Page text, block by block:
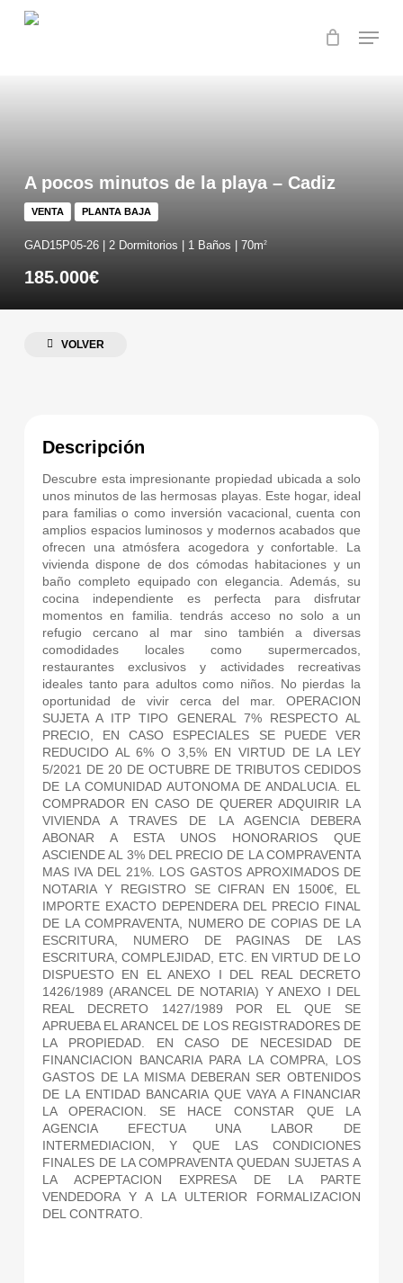
Skip
Menu
A pocos minutos de la playa – Cadiz
VENTA PLANTA BAJA
GAD15P05-26 | 2 Dormitorios | 1 Baños | 70m2
185.000€
VOLVER
Descripción
Descubre esta impresionante propiedad ubicada a solo
unos minutos de las hermosas playas. Este hogar, ideal
para familias o como inversión vacacional, cuenta con
amplios espacios luminosos y modernos acabados que
ofrecen una atmósfera acogedora y confortable. La
vivienda dispone de dos cómodas habitaciones y un
baño completo equipado con elegancia. Además, su
cocina independiente es perfecta para disfrutar
momentos en familia. tendrás acceso no solo a un
refugio cercano al mar sino también a diversas
comodidades locales como supermercados,
restaurantes exclusivos y actividades recreativas
ideales tanto para adultos como niños. No pierdas la
oportunidad de vivir cerca del mar. OPERACION
SUJETA A ITP TIPO GENERAL 7% RESPECTO AL
PRECIO, EN CASO ESPECIALES SE PUEDE VER
REDUCIDO AL 6% O 3,5% EN VIRTUD DE LA LEY
5/2021 DE 20 DE OCTUBRE DE TRIBUTOS CEDIDOS
DE LA COMUNIDAD AUTONOMA DE ANDALUCIA. EL
COMPRADOR EN CASO DE QUERER ADQUIRIR LA
VIVIENDA A TRAVES DE LA AGENCIA DEBERA
ABONAR A ESTA UNOS HONORARIOS QUE
ASCIENDE AL 3% DEL PRECIO DE LA COMPRAVENTA
MAS IVA DEL 21%. LOS GASTOS APROXIMADOS DE
NOTARIA Y REGISTRO SE CIFRAN EN 1500€, EL
IMPORTE EXACTO DEPENDERA DEL PRECIO FINAL
DE LA COMPRAVENTA, NUMERO DE COPIAS DE LA
ESCRITURA, NUMERO DE PAGINAS DE LAS
ESCRITURA, COMPLEJIDAD, ETC. EN VIRTUD DE LO
DISPUESTO EN EL ANEXO I DEL REAL DECRETO
1426/1989 (ARANCEL DE NOTARIA) Y ANEXO I DEL
REAL DECRETO 1427/1989 POR EL QUE SE
APRUEBA EL ARANCEL DE LOS REGISTRADORES DE
LA PROPIEDAD. EN CASO DE NECESIDAD DE
FINANCIACION BANCARIA PARA LA COMPRA, LOS
GASTOS DE LA MISMA DEBERAN SER OBTENIDOS
DE LA ENTIDAD BANCARIA QUE VAYA A FINANCIAR
LA OPERACION. SE HACE CONSTAR QUE LA
AGENCIA EFECTUA UNA LABOR DE
INTERMEDIACION, Y QUE LAS CONDICIONES
FINALES DE LA COMPRAVENTA QUEDAN SUJETAS A
LA ACPEPTACION EXPRESA DE LA PARTE
VENDEDORA Y A LA ULTERIOR FORMALIZACION
DEL CONTRATO.